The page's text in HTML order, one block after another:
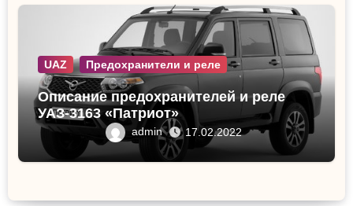
UAZ Предохранители и реле
Описание предохранителей и реле
УАЗ-3163 «Патриот»
admin 17.02.2022